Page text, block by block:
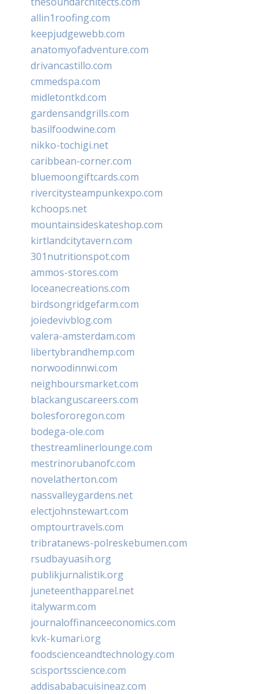
allin1roofing.com
keepjudgewebb.com
anatomyofadventure.com
drivancastillo.com
cmmedspa.com
midletontkd.com
gardensandgrills.com
basilfoodwine.com
nikko-tochigi.net
caribbean-corner.com
bluemoongiftcards.com
rivercitysteampunkexpo.com
kchoops.net
mountainsideskateshop.com
kirtlandcitytavern.com
301nutritionspot.com
ammos-stores.com
loceanecreations.com
birdsongridgefarm.com
joiedevivblog.com
valera-amsterdam.com
libertybrandhemp.com
norwoodinnwi.com
neighboursmarket.com
blackanguscareers.com
bolesfororegon.com
bodega-ole.com
thestreamlinerlounge.com
mestrinorubanofc.com
novelatherton.com
nassvalleygardens.net
electjohnstewart.com
omptourtravels.com
tribratanews-polreskebumen.com
rsudbayuasih.org
publikjurnalistik.org
juneteenthapparel.net
italywarm.com
journaloffinanceeconomics.com
kvk-kumari.org
foodscienceandtechnology.com
scisportsscience.com
addisababacuisineaz.com